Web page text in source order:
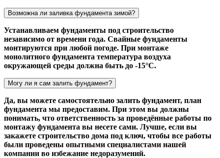
Возможна ли заливка фундамента зимой?
Устанавливаем фундаменты под строительство
независимо от времени года. Свайные фундаменты
монтируются при любой погоде. При монтаже
монолитного фундамента температура воздуха
окружающей среды должна быть до -15°С.
Могу ли я сам залить фундамент?
Да, вы можете самостоятельно залить фундамент, план
фундамента мы предоставим. При этом вы должны
понимать, что ответственность за проведённые работы по
монтажу фундамента вы несете сами. Лучше, если вы
закажете строительство дома под ключ, чтобы все работы
были проведены опытными специалистами нашей
компании во избежание недоразумений.